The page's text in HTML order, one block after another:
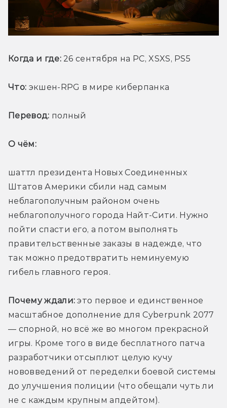
Когда и где: 26 сентября на PC, XSXS, PS5
Что: экшен-RPG в мире киберпанка
Перевод: полный
О чём:
шаттл президента Новых Соединенных
Штатов Америки сбили над самым
неблагополучным районом очень
неблагополучного города Найт-Сити. Нужно
пойти спасти его, а потом выполнять
правительственные заказы в надежде, что
так можно предотвратить неминуемую
гибель главного героя.
Почему ждали: это первое и единственное
масштабное дополнение для Cyberpunk 2077
— спорной, но всё же во многом прекрасной
игры. Кроме того в виде бесплатного патча
разработчики отсыплют целую кучу
нововведений от переделки боевой системы
до улучшения полиции (что обещали чуть ли
не с каждым крупным апдейтом).